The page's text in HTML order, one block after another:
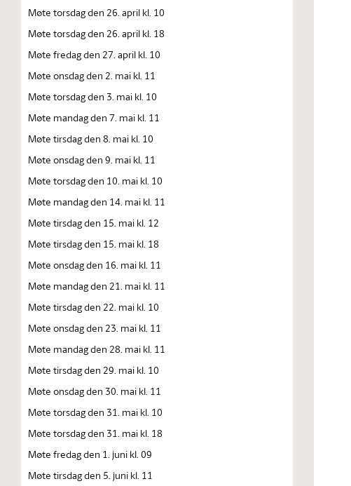
Møte torsdag den 26. april kl. 10
Møte torsdag den 26. april kl. 18
Møte fredag den 27. april kl. 10
Møte onsdag den 2. mai kl. 11
Møte torsdag den 3. mai kl. 10
Møte mandag den 7. mai kl. 11
Møte tirsdag den 8. mai kl. 10
Møte onsdag den 9. mai kl. 11
Møte torsdag den 10. mai kl. 10
Møte mandag den 14. mai kl. 11
Møte tirsdag den 15. mai kl. 12
Møte tirsdag den 15. mai kl. 18
Møte onsdag den 16. mai kl. 11
Møte mandag den 21. mai kl. 11
Møte tirsdag den 22. mai kl. 10
Møte onsdag den 23. mai kl. 11
Møte mandag den 28. mai kl. 11
Møte tirsdag den 29. mai kl. 10
Møte onsdag den 30. mai kl. 11
Møte torsdag den 31. mai kl. 10
Møte torsdag den 31. mai kl. 18
Møte fredag den 1. juni kl. 09
Møte tirsdag den 5. juni kl. 11